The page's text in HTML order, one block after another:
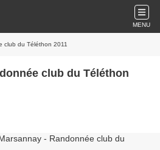
MENU
club du Téléthon 2011
club du Téléthon